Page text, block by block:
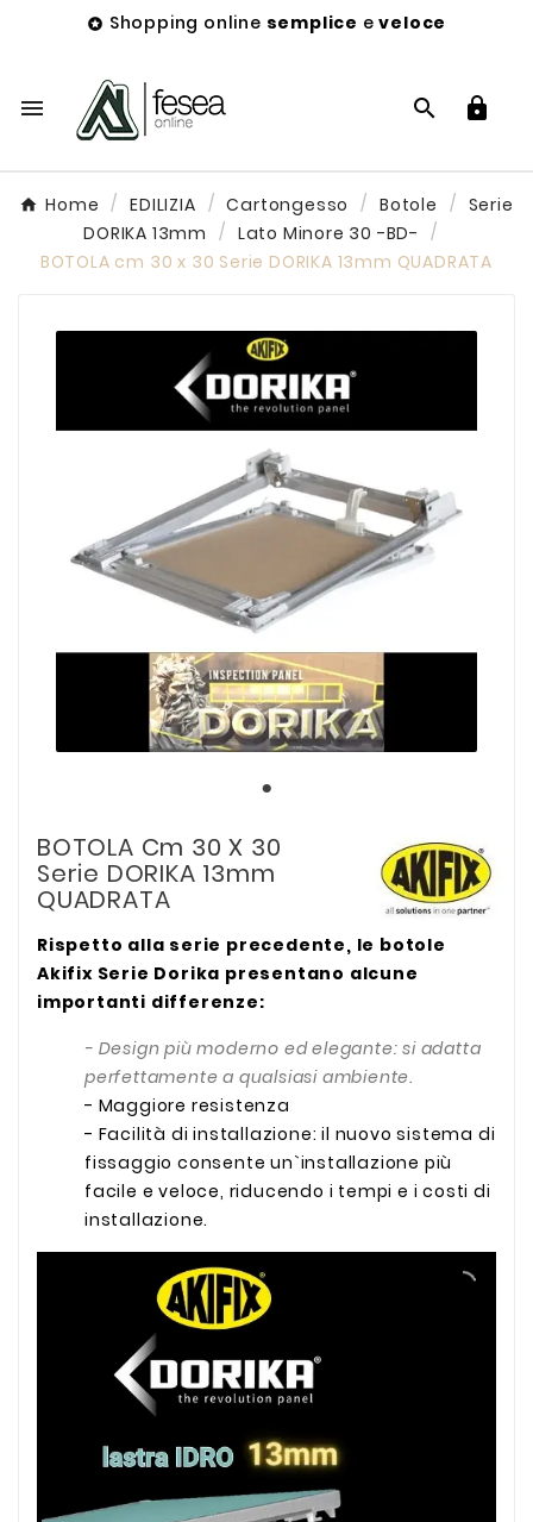
 Shopping online semplice eveloce
  
Home EDILIZIA Cartongesso Botole
Serie
DORIKA 13mm
Lato Minore 30 -BD-
BOTOLA cm 30 x 30 Serie DORIKA 13mm QUADRATA
BOTOLA Cm 30 X 30
Serie DORIKA 13mm
QUADRATA
Rispetto alla serie precedente, le botole
Akifix Serie Dorika presentano alcune
importanti differenze:
- Design più moderno ed elegante: si adatta
perfettamente a qualsiasi ambiente.
- Maggiore resistenza
- Facilità di installazione: il nuovo sistema di
fissaggio consente un`installazione più
facile e veloce, riducendo i tempi e i costi di
installazione.